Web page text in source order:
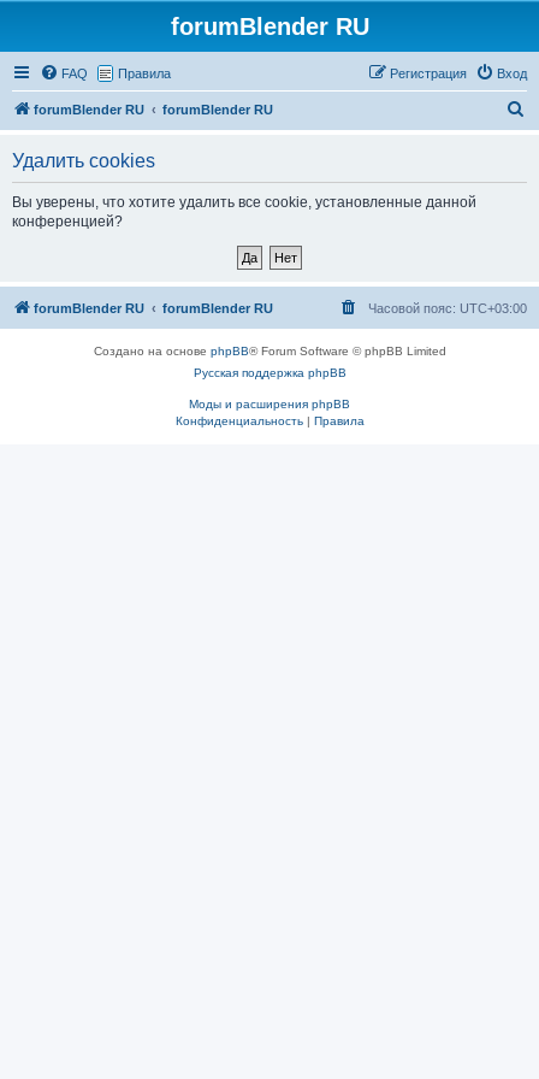
forumBlender RU
FAQ Правила Вход
Регистрация
forumBlender RU forumBlender RU
Удалить cookies
Вы уверены, что хотите удалить все cookie, установленные данной
конференцией?
forumBlender RU forumBlender RU Часовой пояс: UTC+03:00
Создано на основе phpBB® Forum Software © phpBB Limited
Русская поддержка phpBB
Моды и расширения phpBB
Конфиденциальность| Правила